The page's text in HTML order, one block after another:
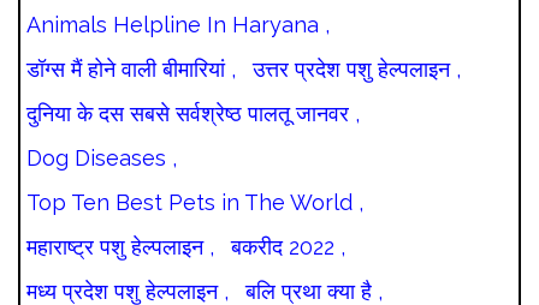
Animals Helpline In Haryana ,
डॉग्स मैं होने वाली बीमारियां ,
उत्तर प्रदेश पशु हेल्पलाइन ,
दुनिया के दस सबसे सर्वश्रेष्ठ पालतू जानवर ,
Dog Diseases ,
Top Ten Best Pets in The World ,
महाराष्ट्र पशु हेल्पलाइन ,
बकरीद 2022 ,
मध्य प्रदेश पशु हेल्पलाइन ,
बलि प्रथा क्या है ,